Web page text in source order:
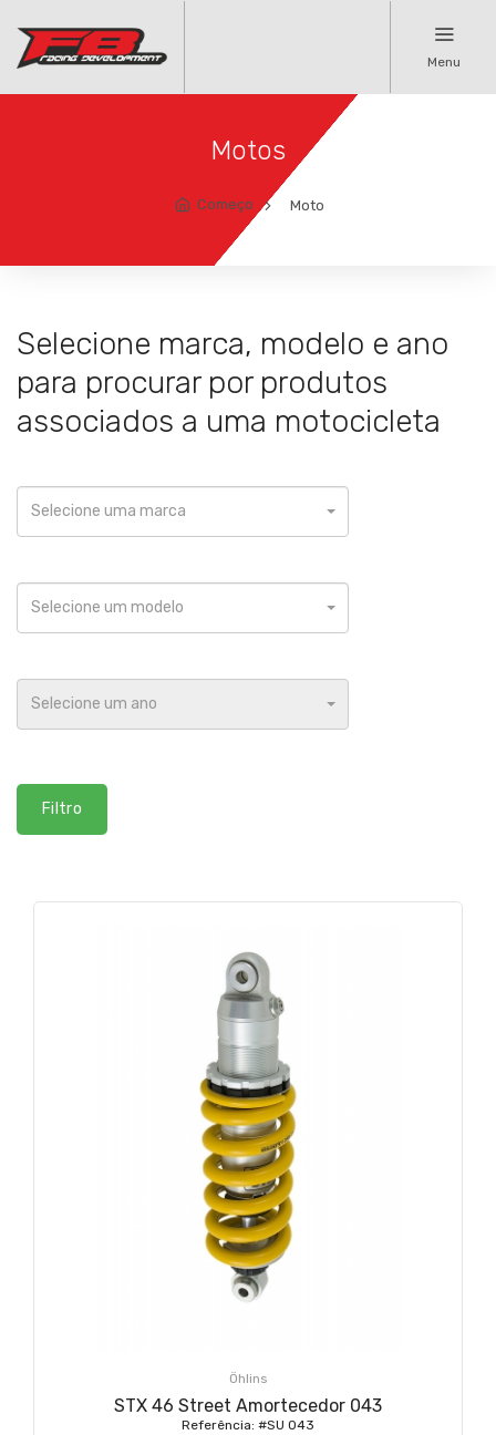
Menu
Motos
Começo Moto
Selecione marca, modelo e ano
para procurar por produtos
associados a uma motocicleta
Selecione uma marca
Selecione um modelo
Selecione um ano
Filtro
Öhlins
STX 46 Street Amortecedor 043
Referência: #SU 043